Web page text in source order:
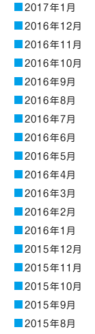
2017年1月
2016年12月
2016年11月
2016年10月
2016年9月
2016年8月
2016年7月
2016年6月
2016年5月
2016年4月
2016年3月
2016年2月
2016年1月
2015年12月
2015年11月
2015年10月
2015年9月
2015年8月